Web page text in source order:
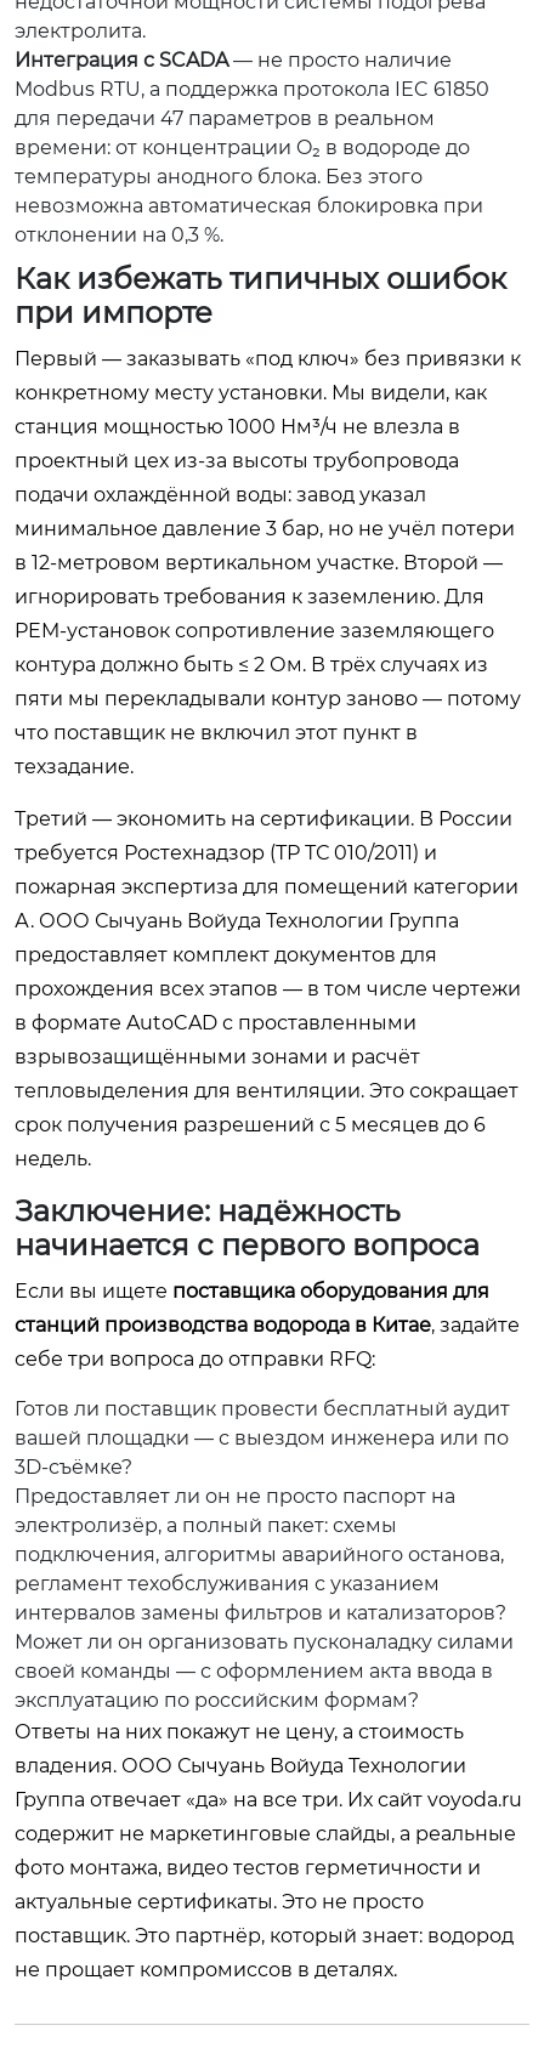
электролита.
Интеграция с SCADA— не просто наличие
Modbus RTU, а поддержка протокола IEC 61850
для передачи 47 параметров в реальном
времени: от концентрации O₂ в водороде до
температуры анодного блока. Без этого
невозможна автоматическая блокировка при
отклонении на 0,3 %.
Как избежать типичных ошибок
при импорте
Первый — заказывать «под ключ» без привязки к
конкретному месту установки. Мы видели, как
станция мощностью 1000 Нм³/ч не влезла в
проектный цех из-за высоты трубопровода
подачи охлаждённой воды: завод указал
минимальное давление 3 бар, но не учёл потери
в 12-метровом вертикальном участке. Второй —
игнорировать требования к заземлению. Для
PEM-установок сопротивление заземляющего
контура должно быть ≤ 2 Ом. В трёх случаях из
пяти мы перекладывали контур заново — потому
что поставщик не включил этот пункт в
техзадание.
Третий — экономить на сертификации. В России
требуется Ростехнадзор (ТР ТС 010/2011) и
пожарная экспертиза для помещений категории
А. ООО Сычуань Войуда Технологии Группа
предоставляет комплект документов для
прохождения всех этапов — в том числе чертежи
в формате AutoCAD с проставленными
взрывозащищёнными зонами и расчёт
тепловыделения для вентиляции. Это сокращает
срок получения разрешений с 5 месяцев до 6
недель.
Заключение: надёжность
начинается с первого вопроса
Если вы ищете поставщика оборудования для
станций производства водорода в Китае, задайте
себе три вопроса до отправки RFQ:
Готов ли поставщик провести бесплатный аудит
вашей площадки — с выездом инженера или по
3D-съёмке?
Предоставляет ли он не просто паспорт на
электролизёр, а полный пакет: схемы
подключения, алгоритмы аварийного останова,
регламент техобслуживания с указанием
интервалов замены фильтров и катализаторов?
Может ли он организовать пусконаладку силами
своей команды — с оформлением акта ввода в
эксплуатацию по российским формам?
Ответы на них покажут не цену, а стоимость
владения. ООО Сычуань Войуда Технологии
Группа отвечает «да» на все три. Их сайт voyoda.ru
содержит не маркетинговые слайды, а реальные
фото монтажа, видео тестов герметичности и
актуальные сертификаты. Это не просто
поставщик. Это партнёр, который знает: водород
не прощает компромиссов в деталях.